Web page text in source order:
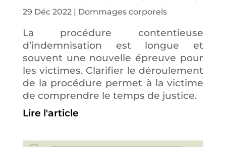
29 Déc 2022| Dommages corporels
La procédure contentieuse
d’indemnisation est longue et
souvent une nouvelle épreuve pour
les victimes. Clarifier le déroulement
de la procédure permet à la victime
de comprendre le temps de justice.
Lire l'article